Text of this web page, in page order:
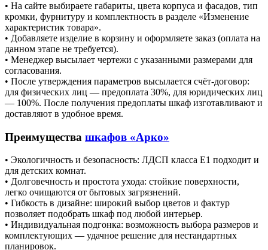
• На сайте выбираете габариты, цвета корпуса и фасадов, тип
кромки, фурнитуру и комплектность в разделе «Изменение
характеристик товара».
• Добавляете изделие в корзину и оформляете заказ (оплата на
данном этапе не требуется).
• Менеджер высылает чертежи с указанными размерами для
согласования.
• После утверждения параметров высылается счёт‑договор:
для физических лиц — предоплата 30%, для юридических лиц
— 100%. После получения предоплаты шкаф изготавливают и
доставляют в удобное время.
Преимущества шкафов «Арко»
• Экологичность и безопасность: ЛДСП класса Е1 подходит и
для детских комнат.
• Долговечность и простота ухода: стойкие поверхности,
легко очищаются от бытовых загрязнений.
• Гибкость в дизайне: широкий выбор цветов и фактур
позволяет подобрать шкаф под любой интерьер.
• Индивидуальная подгонка: возможность выбора размеров и
комплектующих — удачное решение для нестандартных
планировок.